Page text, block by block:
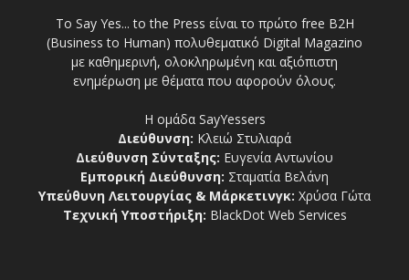
Το Say Yes... to the Press είναι το πρώτο free Β2Η
(Business to Human) πολυθεματικό Digital Magazino
με καθημερινή, ολοκληρωμένη και αξιόπιστη
ενημέρωση με θέματα που αφορούν όλους.
Η ομάδα SayYessers
Διεύθυνση: Κλειώ Στυλιαρά
Διεύθυνση Σύνταξης: Ευγενία Αντωνίου
Εμπορική Διεύθυνση: Σταματία Βελάνη
Υπεύθυνη Λειτουργίας & Μάρκετινγκ: Χρύσα Γώτα
Τεχνική Υποστήριξη: BlackDot Web Services